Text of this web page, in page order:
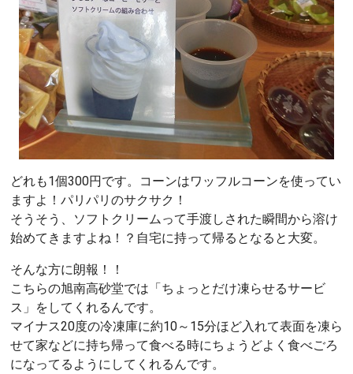
どれも1個300円です。コーンはワッフルコーンを使ってい
ますよ！パリパリのサクサク！
そうそう、ソフトクリームって手渡しされた瞬間から溶け
始めてきますよね！？自宅に持って帰るとなると大変。
そんな方に朗報！！
こちらの旭南高砂堂では「ちょっとだけ凍らせるサービ
ス」をしてくれるんです。
マイナス20度の冷凍庫に約10～15分ほど入れて表面を凍ら
せて家などに持ち帰って食べる時にちょうどよく食べごろ
になってるようにしてくれるんです。